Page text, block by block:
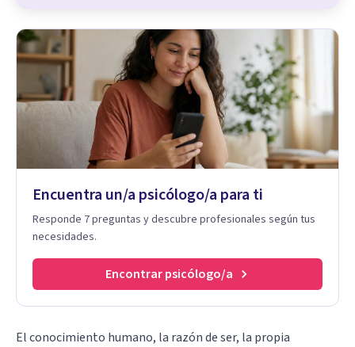
Encuentra un/a psicólogo/a para ti
Responde 7 preguntas y descubre profesionales según tus
necesidades.
Encontrar psicólogo/a
El conocimiento humano, la razón de ser, la propia